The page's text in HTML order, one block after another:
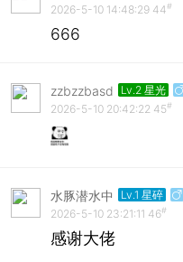
2026-5-10 14:48:29 44#
666
zzbzzbasd
Lv.2 星光
2026-5-10 20:42:22 45#
水豚潜水中
Lv.1 星碎
2026-5-10 23:21:11 46#
感谢大佬